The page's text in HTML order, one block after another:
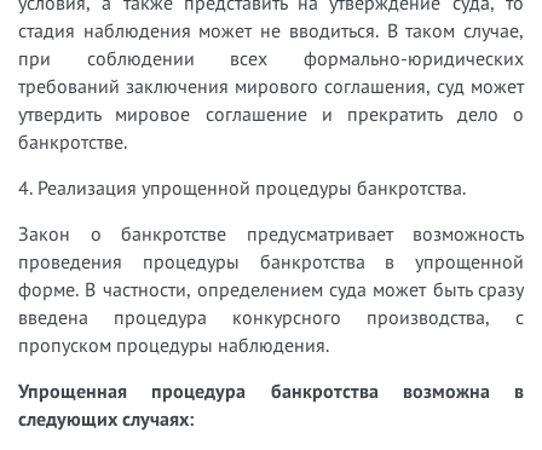
стадия наблюдения может не вводиться. В таком случае,
при соблюдении всех формально-юридических
требований заключения мирового соглашения, суд может
утвердить мировое соглашение и прекратить дело о
банкротстве.
4. Реализация упрощенной процедуры банкротства.
Закон о банкротстве предусматривает возможность
проведения процедуры банкротства в упрощенной
форме. В частности, определением суда может быть сразу
введена процедура конкурсного производства, с
пропуском процедуры наблюдения.
Упрощенная процедура банкротства возможна в
следующих случаях: